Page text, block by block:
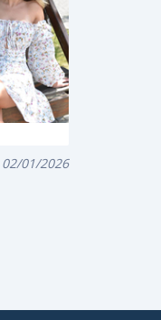
02/01/2026